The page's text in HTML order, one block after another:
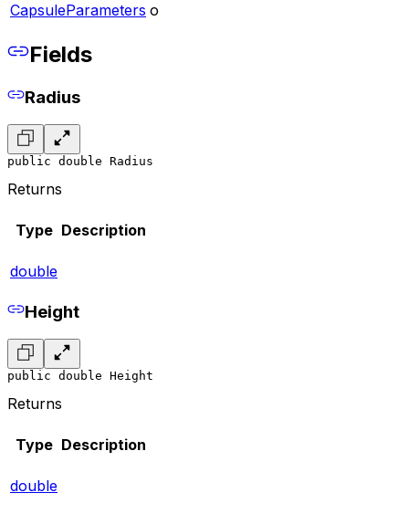
CapsuleParameters o
Fields
Radius
public double Radius
Returns
Type Description
double
Height
public double Height
Returns
Type Description
double